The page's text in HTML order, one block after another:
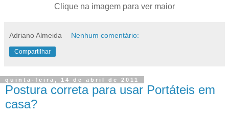
Clique na imagem para ver maior
Adriano Almeida Nenhum comentário:
Compartilhar
quinta-feira, 14 de abril de 2011
Postura correta para usar Portáteis em
casa?